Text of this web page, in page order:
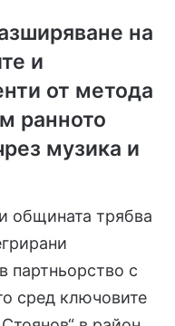
на
и
от метода
ранното
музика и
общината трябва
партньорство с
сред ключовите